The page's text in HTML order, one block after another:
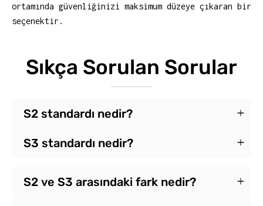
ortamında güvenliğinizi maksimum düzeye çıkaran bir
seçenektir.
Sıkça Sorulan Sorular
S2 standardı nedir?
S3 standardı nedir?
S2 ve S3 arasındaki fark nedir?